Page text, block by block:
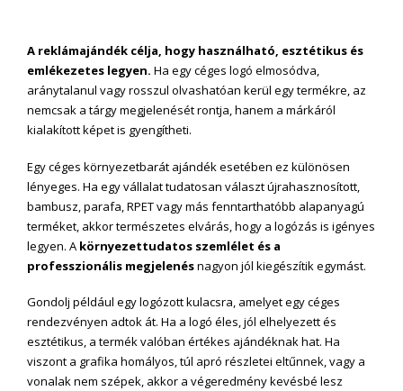
A reklámajándék célja, hogy használható, esztétikus és
emlékezetes legyen. Ha egy céges logó elmosódva,
aránytalanul vagy rosszul olvashatóan kerül egy termékre, az
nemcsak a tárgy megjelenését rontja, hanem a márkáról
kialakított képet is gyengítheti.
Egy céges környezetbarát ajándék esetében ez különösen
lényeges. Ha egy vállalat tudatosan választ újrahasznosított,
bambusz, parafa, RPET vagy más fenntarthatóbb alapanyagú
terméket, akkor természetes elvárás, hogy a logózás is igényes
legyen. A környezettudatos szemlélet és a
professzionális megjelenésnagyon jól kiegészítik egymást.
Gondolj például egy logózott kulacsra, amelyet egy céges
rendezvényen adtok át. Ha a logó éles, jól elhelyezett és
esztétikus, a termék valóban értékes ajándéknak hat. Ha
viszont a grafika homályos, túl apró részletei eltűnnek, vagy a
vonalak nem szépek, akkor a végeredmény kevésbé lesz